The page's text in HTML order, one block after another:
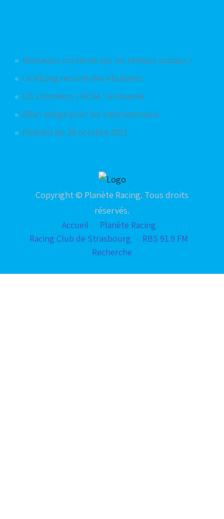
Nouveaux contenus sur les réseaux sociaux !
Le Racing recrute des étudiants
US Colomiers / RCSA : le résumé
Bilan mitigé pour les internationaux
Podcast du 20 octobre 2011
Copyright © Planète Racing. Tous droits
réservés.
Accueil
Planète Racing
Racing Club de Strasbourg
RBS 91.9 FM
Recherche